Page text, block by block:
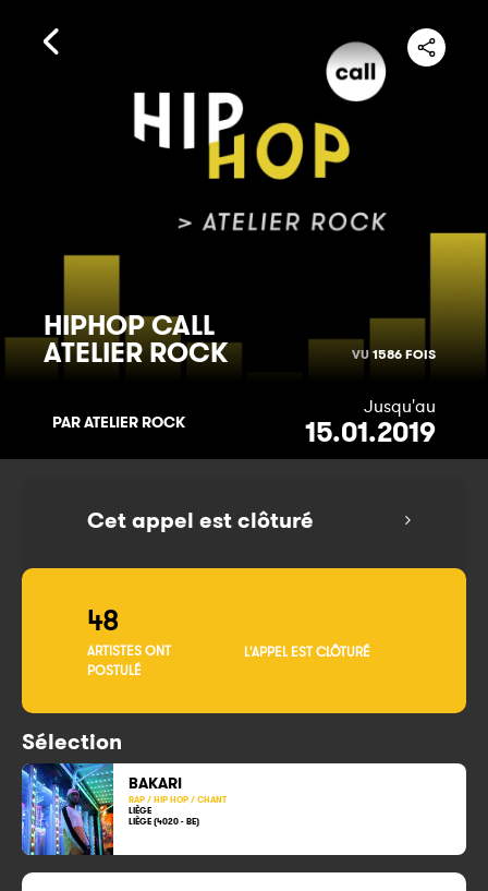
HIPHOP CALL
ATELIER ROCK VU 1586 FOIS
PAR ATELIER ROCK
Jusqu'au
15.01.2019
Cet appel est clôturé
48
ARTISTES ONT
POSTULÉ
L'APPEL EST CLÔTURÉ
Sélection
BAKARI
RAP / HIP HOP / CHANT
LIÈGE
LIÈGE (4020 - BE)